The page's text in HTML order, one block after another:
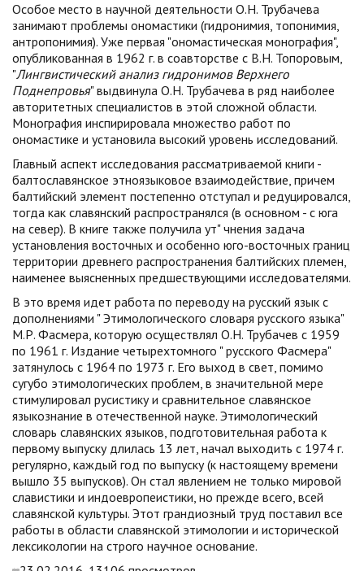
Особое место в научной деятельности О.Н. Трубачева
занимают проблемы ономастики (гидронимия, топонимия,
антропонимия). Уже первая "ономастическая монография",
опубликованная в 1962 г. в соавторстве с В.Н. Топоровым,
"Лингвистический анализ гидронимов Верхнего
Поднепровья" выдвинула О.Н. Трубачева в ряд наиболее
авторитетных специалистов в этой сложной области.
Монография инспирировала множество работ по
ономастике и установила высокий уровень исследований.
Главный аспект исследования рассматриваемой книги -
балтославянское этноязыковое взаимодействие, причем
балтийский элемент постепенно отступал и редуцировался,
тогда как славянский распространялся (в основном - с юга
на север). В книге также получила ут" чнения задача
установления восточных и особенно юго-восточных границ
территории древнего распространения балтийских племен,
наименее выясненных предшествующими исследователями.
В это время идет работа по переводу на русский язык с
дополнениями " Этимологического словаря русского языка"
М.Р. Фасмера, которую осуществлял О.Н. Трубачев с 1959
по 1961 г. Издание четырехтомного " русского Фасмера"
затянулось с 1964 по 1973 г. Его выход в свет, помимо
сугубо этимологических проблем, в значительной мере
стимулировал русистику и сравнительное славянское
языкознание в отечественной науке. Этимологический
словарь славянских языков, подготовительная работа к
первому выпуску длилась 13 лет, начал выходить с 1974 г.
регулярно, каждый год по выпуску (к настоящему времени
вышло 35 выпусков). Он стал явлением не только мировой
славистики и индоевропеистики, но прежде всего, всей
славянской культуры. Этот грандиозный труд поставил все
работы в области славянской этимологии и исторической
лексикологии на строго научное основание.